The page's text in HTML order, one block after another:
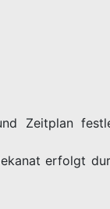
Zeitplan
erfolgt